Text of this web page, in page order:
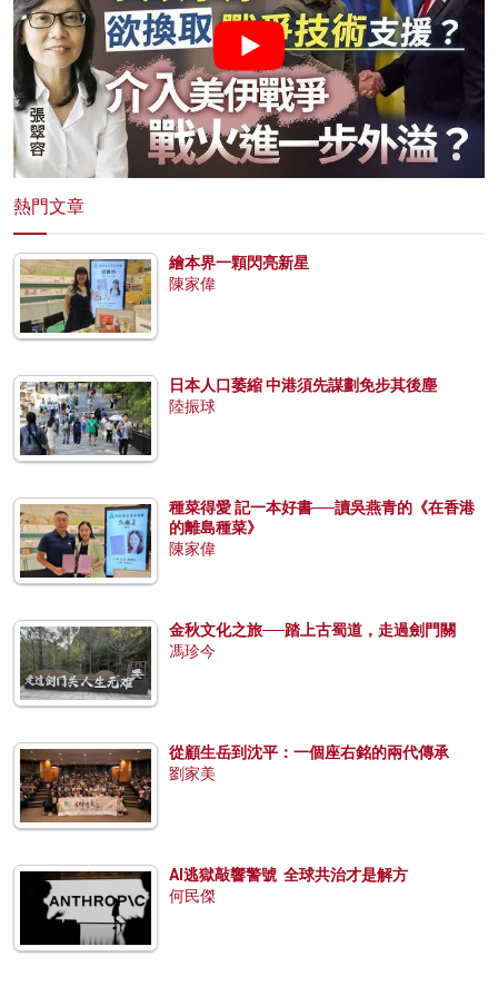
熱門文章
繪本界一顆閃亮新星
陳家偉
日本人口萎縮 中港須先謀劃免步其後塵
陸振球
種菜得愛 記一本好書──讀吳燕青的《在香港
的離島種菜》
陳家偉
金秋文化之旅──踏上古蜀道，走過劍門關
馮珍今
從顧生岳到沈平：一個座右銘的兩代傳承
劉家美
AI逃獄敲響警號 全球共治才是解方
何民傑